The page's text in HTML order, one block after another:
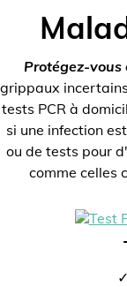
Protégez-vous
grippaux
tests PCR à
si une infection
ou de tests pour
comme celles